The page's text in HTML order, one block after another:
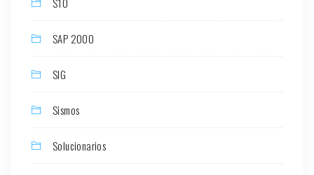
SAP 2000
SIG
Sismos
Solucionarios